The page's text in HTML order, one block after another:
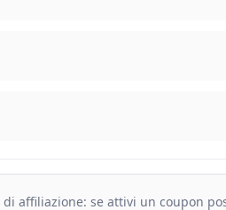
affiliazione: se attivi un coupon